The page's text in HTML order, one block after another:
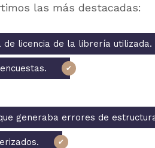
las más destacadas:
licencia de la librería utilizada.
generaba errores de